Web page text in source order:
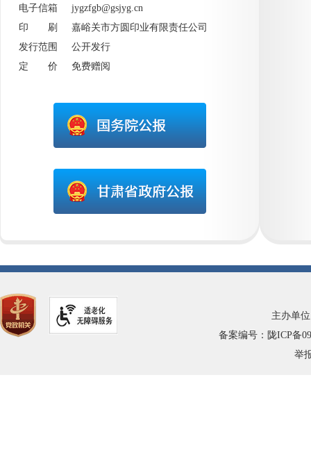
电子信箱 jygzfgb@gsjyg.cn
印 刷 嘉峪关市方圆印业有限责任公司
发行范围 公开发行
定 价 免费赠阅
主办单
备案编号：陇ICP备
举